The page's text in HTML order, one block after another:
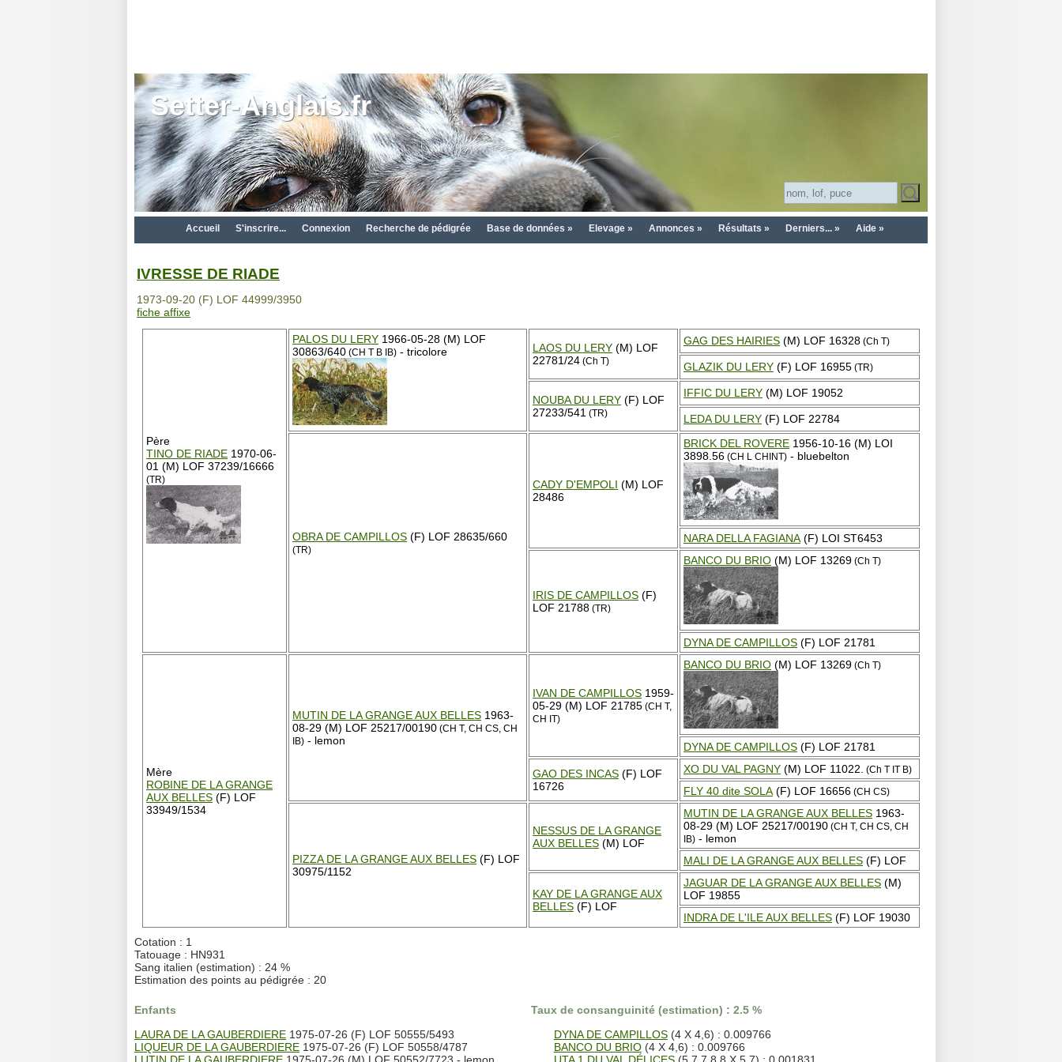
Setter-Anglais.fr
Accueil S'inscrire... Connexion Recherche de pédigrée Base de données » Elevage » Annonces » Résultats » Derniers... » Aide »
IVRESSE DE RIADE
1973-09-20 (F) LOF 44999/3950
fiche affixe
Père
TINO DE RIADE 1970-06-
01 (M) LOF 37239/16666
(TR)
PALOS DU LERY 1966-05-28 (M) LOF
30863/640 (CH T B IB) - tricolore LAOS DU LERY (M) LOF
22781/24 (Ch T)
GAG DES HAIRIES (M) LOF 16328 (Ch T)
GLAZIK DU LERY (F) LOF 16955 (TR)
NOUBA DU LERY (F) LOF
27233/541 (TR)
IFFIC DU LERY (M) LOF 19052
LEDA DU LERY (F) LOF 22784
OBRA DE CAMPILLOS (F) LOF 28635/660
(TR)
CADY D'EMPOLI (M) LOF
28486
BRICK DEL ROVERE 1956-10-16 (M) LOI
3898.56 (CH L CHINT) - bluebelton
NARA DELLA FAGIANA (F) LOI ST6453
IRIS DE CAMPILLOS (F)
LOF 21788 (TR)
BANCO DU BRIO (M) LOF 13269 (Ch T)
DYNA DE CAMPILLOS (F) LOF 21781
Mère
ROBINE DE LA GRANGE
AUX BELLES (F) LOF
33949/1534
MUTIN DE LA GRANGE AUX BELLES 1963-
08-29 (M) LOF 25217/00190 (CH T, CH CS, CH
IB) - lemon
IVAN DE CAMPILLOS 1959-
05-29 (M) LOF 21785 (CH T,
CH IT)
BANCO DU BRIO (M) LOF 13269 (Ch T)
DYNA DE CAMPILLOS (F) LOF 21781
GAO DES INCAS (F) LOF
16726
XO DU VAL PAGNY (M) LOF 11022. (Ch T IT B)
FLY 40 dite SOLA (F) LOF 16656 (CH CS)
PIZZA DE LA GRANGE AUX BELLES (F) LOF
30975/1152
NESSUS DE LA GRANGE
AUX BELLES (M) LOF
MUTIN DE LA GRANGE AUX BELLES 1963-
08-29 (M) LOF 25217/00190 (CH T, CH CS, CH
IB) - lemon
MALI DE LA GRANGE AUX BELLES (F) LOF
KAY DE LA GRANGE AUX
BELLES (F) LOF
JAGUAR DE LA GRANGE AUX BELLES (M)
LOF 19855
INDRA DE L'ILE AUX BELLES (F) LOF 19030
Cotation : 1
Tatouage : HN931
Sang italien (estimation) : 24 %
Estimation des points au pédigrée : 20
Enfants
LAURA DE LA GAUBERDIERE 1975-07-26 (F) LOF 50555/5493
LIQUEUR DE LA GAUBERDIERE 1975-07-26 (F) LOF 50558/4787
LUTIN DE LA GAUBERDIERE 1975-07-26 (M) LOF 50552/7723 - lemon
Taux de consanguinité (estimation) : 2.5 %
DYNA DE CAMPILLOS(4 X 4,6) : 0.009766
BANCO DU BRIO(4 X 4,6) : 0.009766
UTA 1 DU VAL DÉLICES(5,7,7,8,8 X 5,7) : 0.001831